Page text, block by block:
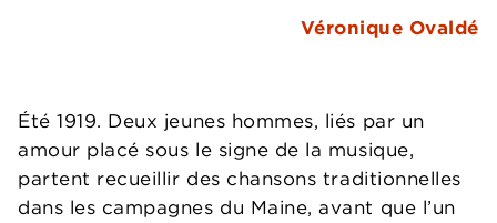
Véronique Ovaldé
Été 1919. Deux jeunes hommes, liés par un
amour placé sous le signe de la musique,
partent recueillir des chansons traditionnelles
dans les campagnes du Maine, avant que l’un